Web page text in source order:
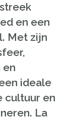
en een
Met zijn
en
ideale
cultuur en
La